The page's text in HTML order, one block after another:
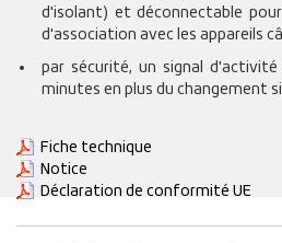
d'isolant) et déconnectable
d'association avec les appareils
par sécurité, un signal
minutes en plus du changement
Fiche technique
Notice
Déclaration de conformité UE